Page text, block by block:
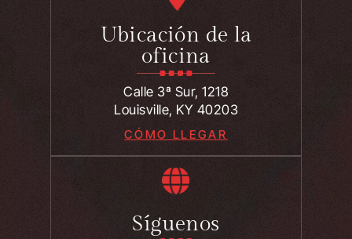
Ubicación de la
oficina
Calle 3ª Sur, 1218
Louisville, KY 40203
CÓMO LLEGAR
Síguenos